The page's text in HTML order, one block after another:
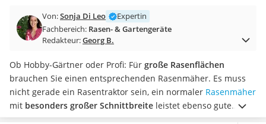
Bohrmaschine
Tiefbrunnenpumpe
Hochdruckreiniger
Doppelschleifer
Überwachungskamera
Benzinrasenmäher mit Elektrostart
Akku-Laubsauger
Von:Sonja Di Leo
Expertin
Fachbereich: Rasen- & Gartengeräte
Redakteur:Georg B.
Ob Hobby-Gärtner oder Profi: Für große Rasenflächen
brauchen Sie einen entsprechenden Rasenmäher. Es muss
nicht gerade ein Rasentraktor sein, ein normaler Rasenmäher
mit besonders großer Schnittbreite leistet ebenso gute
Dienste. Deshalb haben wir für Sie in diesem Vergleich die